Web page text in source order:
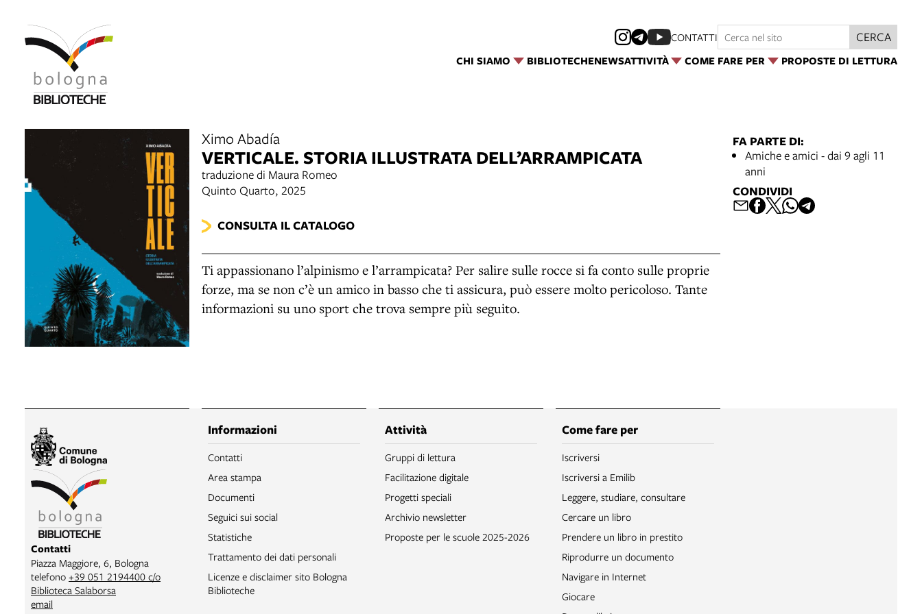
CHI SIAMO BIBLIOTECHENEWSATTIVITÀ COME FARE PER PROPOSTE DI LETTURA
CONTATTI CERCA
Ximo Abadía
VERTICALE. STORIA ILLUSTRATA DELL’ARRAMPICATA
traduzione di Maura Romeo
Quinto Quarto, 2025
CONSULTA IL CATALOGO
Ti appassionano l’alpinismo e l’arrampicata? Per salire sulle rocce si fa conto sulle proprie
forze, ma se non c’è un amico in basso che ti assicura, può essere molto pericoloso. Tante
informazioni su uno sport che trova sempre più seguito.
FA PARTE DI:
Amiche e amici - dai 9 agli 11
anni
CONDIVIDI
Contatti
Piazza Maggiore, 6, Bologna
telefono +39 051 2194400 c/o
Biblioteca Salaborsa
email
Informazioni
Contatti
Area stampa
Documenti
Seguici sui social
Statistiche
Trattamento dei dati personali
Licenze e disclaimer sito Bologna
Biblioteche
Attività
Gruppi di lettura
Facilitazione digitale
Progetti speciali
Archivio newsletter
Proposte per le scuole 2025-2026
Come fare per
Iscriversi
Iscriversi a Emilib
Leggere, studiare, consultare
Cercare un libro
Prendere un libro in prestito
Riprodurre un documento
Navigare in Internet
Giocare